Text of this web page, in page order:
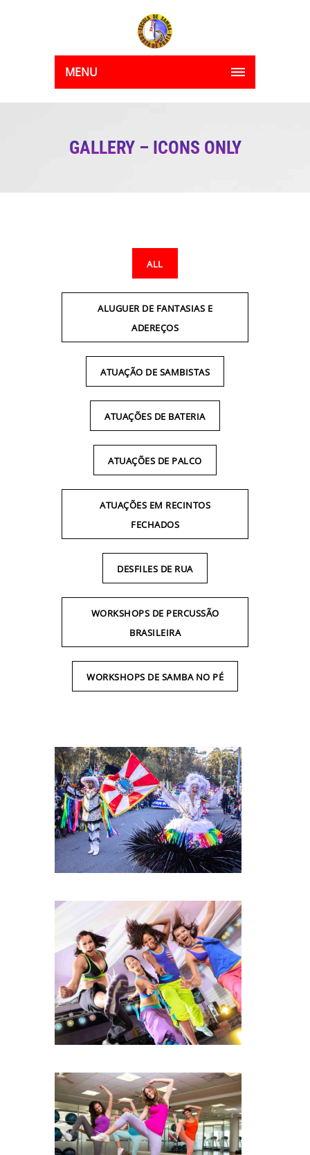
MENU
GALLERY – ICONS ONLY
ALL
ALUGUER DE FANTASIAS E
ADEREÇOS
ATUAÇÃO DE SAMBISTAS
ATUAÇÕES DE BATERIA
ATUAÇÕES DE PALCO
ATUAÇÕES EM RECINTOS
FECHADOS
DESFILES DE RUA
WORKSHOPS DE PERCUSSÃO
BRASILEIRA
WORKSHOPS DE SAMBA NO PÉ